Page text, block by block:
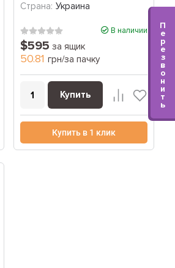
Страна: Украина
В наличии
$595 за ящик
50.81 грн/за пачку
Купить
Купить в 1 клик
П
е
р
е
з
в
о
н
и
т
ь